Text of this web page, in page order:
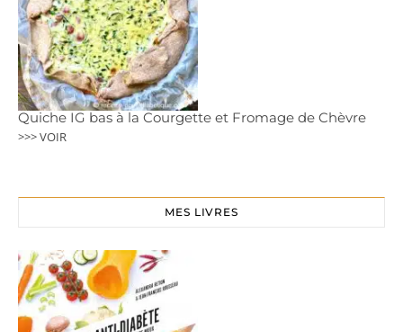
Quiche IG bas à la Courgette et Fromage de Chèvre
>>> VOIR
MES LIVRES